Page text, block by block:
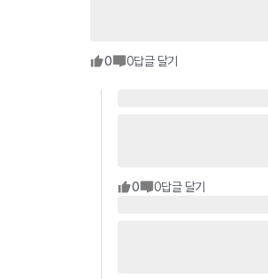
0 0답글 달기
0 0답글 달기